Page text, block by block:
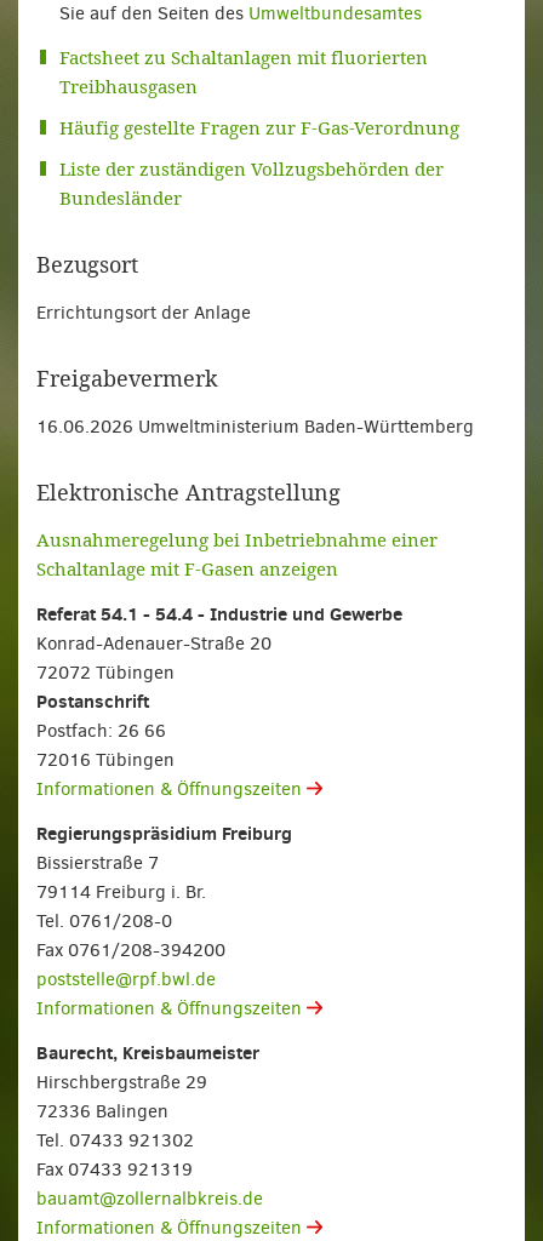
Sie auf den Seiten des Umweltbundesamtes
Factsheet zu Schaltanlagen mit fluorierten
Treibhausgasen
Häufig gestellte Fragen zur F-Gas-Verordnung
Liste der zuständigen Vollzugsbehörden der
Bundesländer
Bezugsort
Errichtungsort der Anlage
Freigabevermerk
16.06.2026 Umweltministerium Baden-Württemberg
Elektronische Antragstellung
Ausnahmeregelung bei Inbetriebnahme einer
Schaltanlage mit F-Gasen anzeigen
Referat 54.1 - 54.4 - Industrie und Gewerbe
Konrad-Adenauer-Straße 20
72072 Tübingen
Postanschrift
Postfach: 26 66
72016 Tübingen
Informationen & Öffnungszeiten
Regierungspräsidium Freiburg
Bissierstraße 7
79114 Freiburg i. Br.
Tel. 0761/208-0
Fax 0761/208-394200
poststelle@rpf.bwl.de
Informationen & Öffnungszeiten
Baurecht, Kreisbaumeister
Hirschbergstraße 29
72336 Balingen
Tel. 07433 921302
Fax 07433 921319
bauamt@zollernalbkreis.de
Informationen & Öffnungszeiten